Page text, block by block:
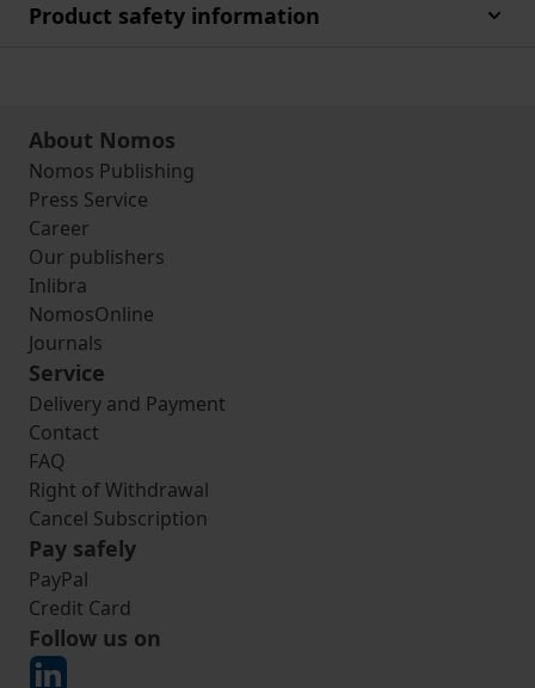
Product safety information
About Nomos
Nomos Publishing
Press Service
Career
Our publishers
Inlibra
NomosOnline
Journals
Service
Delivery and Payment
Contact
FAQ
Right of Withdrawal
Cancel Subscription
Pay safely
PayPal
Credit Card
Follow us on